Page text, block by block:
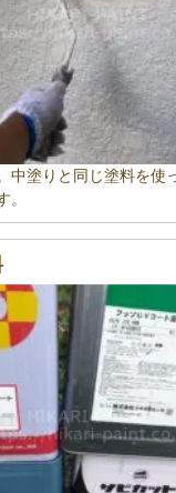
中塗りと同じ塗料を使
。